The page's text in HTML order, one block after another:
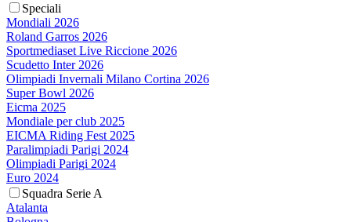
Speciali
Mondiali 2026
Roland Garros 2026
Sportmediaset Live Riccione 2026
Scudetto Inter 2026
Olimpiadi Invernali Milano Cortina 2026
Super Bowl 2026
Eicma 2025
Mondiale per club 2025
EICMA Riding Fest 2025
Paralimpiadi Parigi 2024
Olimpiadi Parigi 2024
Euro 2024
Squadra Serie A
Atalanta